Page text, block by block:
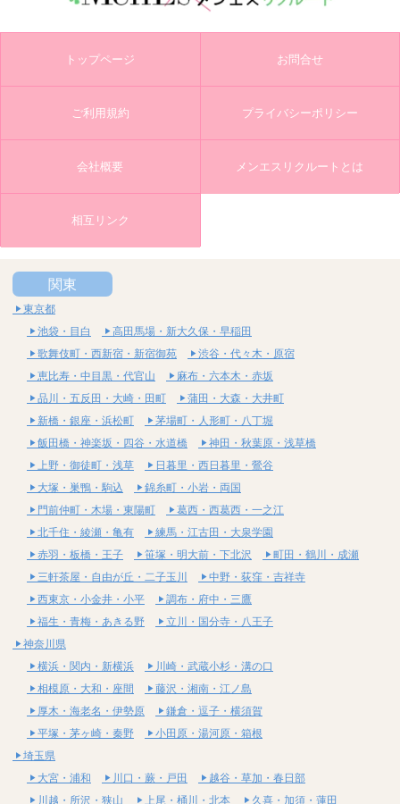
トップページ お問合せ
ご利用規約 プライバシーポリシー
会社概要 メンエスリクルートとは
相互リンク
関東
東京都
池袋・目白
高田馬場・新大久保・早稲田
歌舞伎町・西新宿・新宿御苑
渋谷・代々木・原宿
恵比寿・中目黒・代官山
麻布・六本木・赤坂
品川・五反田・大崎・田町
蒲田・大森・大井町
新橋・銀座・浜松町
茅場町・人形町・八丁堀
飯田橋・神楽坂・四谷・水道橋
神田・秋葉原・浅草橋
上野・御徒町・浅草
日暮里・西日暮里・鶯谷
大塚・巣鴨・駒込
錦糸町・小岩・両国
門前仲町・木場・東陽町
葛西・西葛西・一之江
北千住・綾瀬・亀有
練馬・江古田・大泉学園
赤羽・板橋・王子
笹塚・明大前・下北沢
町田・鶴川・成瀬
三軒茶屋・自由が丘・二子玉川
中野・荻窪・吉祥寺
西東京・小金井・小平
調布・府中・三鷹
福生・青梅・あきる野
立川・国分寺・八王子
神奈川県
横浜・関内・新横浜
川崎・武蔵小杉・溝の口
相模原・大和・座間
藤沢・湘南・江ノ島
厚木・海老名・伊勢原
鎌倉・逗子・横須賀
平塚・茅ヶ崎・秦野
小田原・湯河原・箱根
埼玉県
大宮・浦和
川口・蕨・戸田
越谷・草加・春日部
川越・所沢・狭山
上尾・桶川・北本 久喜・加須・蓮田